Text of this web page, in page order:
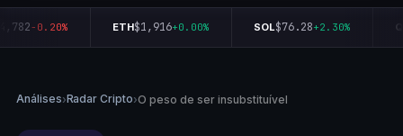
-0.20% ETH$1,916+0.00% SOL$76.28+2.30%
Análises›Radar Cripto›O peso de ser insubstituível